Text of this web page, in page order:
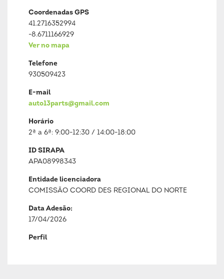
Coordenadas GPS
41.2716352994
-8.6711166929
Ver no mapa
Telefone
930509423
E-mail
auto13parts@gmail.com
Horário
2ª a 6ª: 9:00-12:30 / 14:00-18:00
ID SIRAPA
APA08998343
Entidade licenciadora
COMISSÃO COORD DES REGIONAL DO NORTE
Data Adesão:
17/04/2026
Perfil